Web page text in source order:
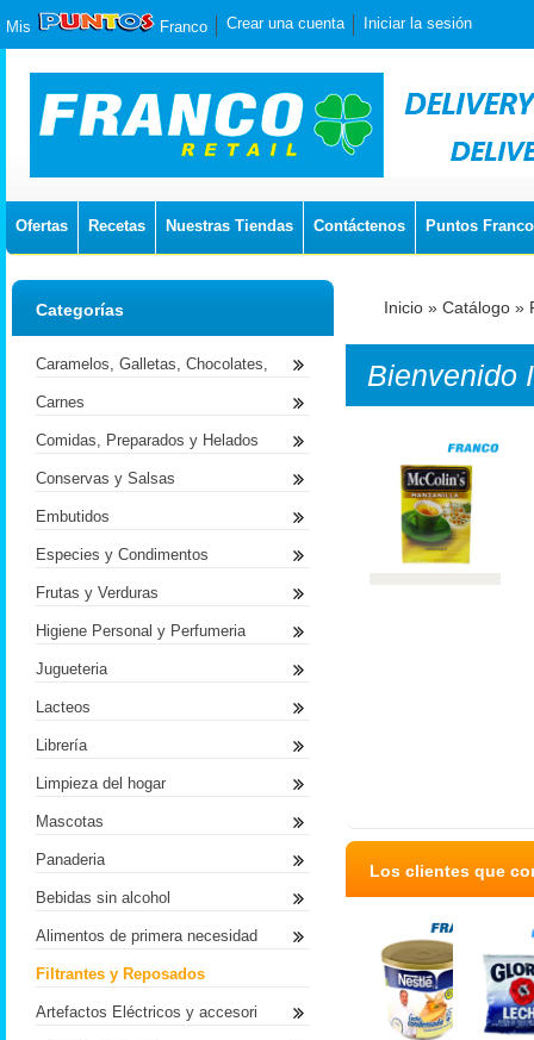
Mis Franco Crear una cuenta Iniciar la sesión
Ofertas Recetas Nuestras Tiendas Contáctenos Puntos Franco
Inicio » Catálogo »
Bienvenido
Los clientes que
Categorías
Caramelos, Galletas, Chocolates,
Carnes
Comidas, Preparados y Helados
Conservas y Salsas
Embutidos
Especies y Condimentos
Frutas y Verduras
Higiene Personal y Perfumeria
Jugueteria
Lacteos
Librería
Limpieza del hogar
Mascotas
Panaderia
Bebidas sin alcohol
Alimentos de primera necesidad
Filtrantes y Reposados
Artefactos Eléctricos y accesori